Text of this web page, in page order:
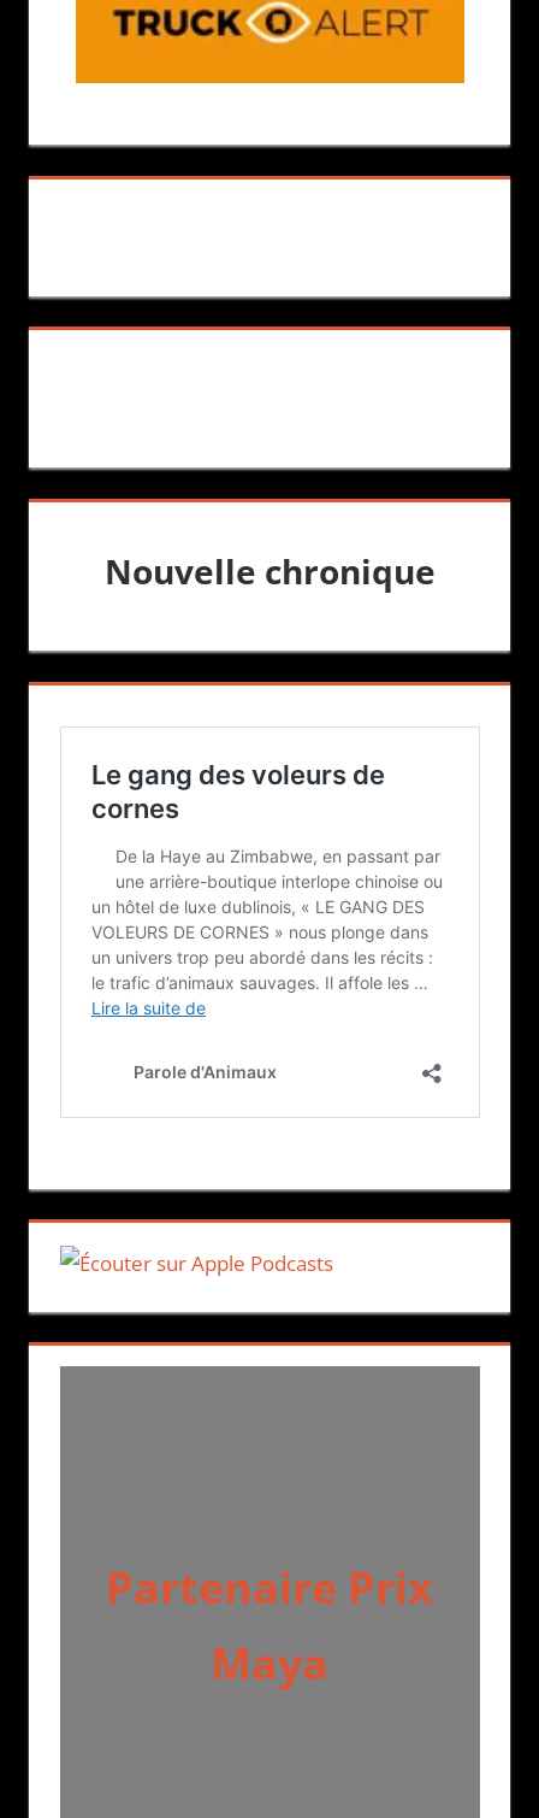
Nouvelle chronique
Partenaire Prix
Maya